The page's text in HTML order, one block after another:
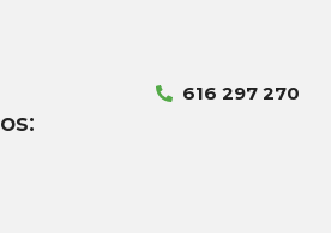
616 297 270